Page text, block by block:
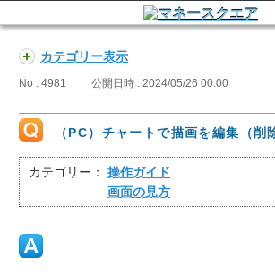
カテゴリー表示
No : 4981 公開日時 : 2024/05/26 00:00
（PC）チャートで描画を編集（削
カテゴリー：
操作ガイド
画面の見方